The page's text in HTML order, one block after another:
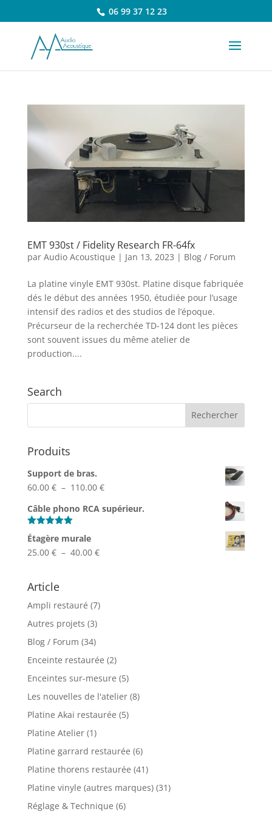
06 99 37 12 23
EMT 930st / Fidelity Research FR-64fx
par Audio Acoustique | Jan 13, 2023 | Blog / Forum
La platine vinyle EMT 930st. Platine disque fabriquée
dés le début des années 1950, étudiée pour l’usage
intensif des radios et des studios de l’époque.
Précurseur de la recherchée TD-124 dont les pièces
sont souvent issues du même atelier de
production....
Search
Produits
Support de bras.
60.00 € – 110.00 €Plage
prix :
Câble phono RCA supérieur.
Note
sur 5
Étagère murale
25.00 € – 40.00 €Plage
à
Article
Ampli restauré (7)
Autres projets (3)
Blog / Forum (34)
Enceinte restaurée (2)
Enceintes sur-mesure (5)
Les nouvelles de l'atelier(8)
Platine Akai restaurée (5)
Platine Atelier(1)
Platine garrard restaurée (6)
Platine thorens restaurée (41)
Platine vinyle (autres marques)(31)
Réglage & Technique (6)